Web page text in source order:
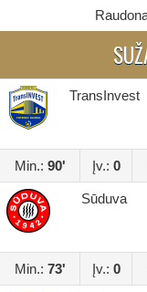
TransInvest
Min.: 90' Įv.: 0
Sūduva
Min.: 73' Įv.: 0